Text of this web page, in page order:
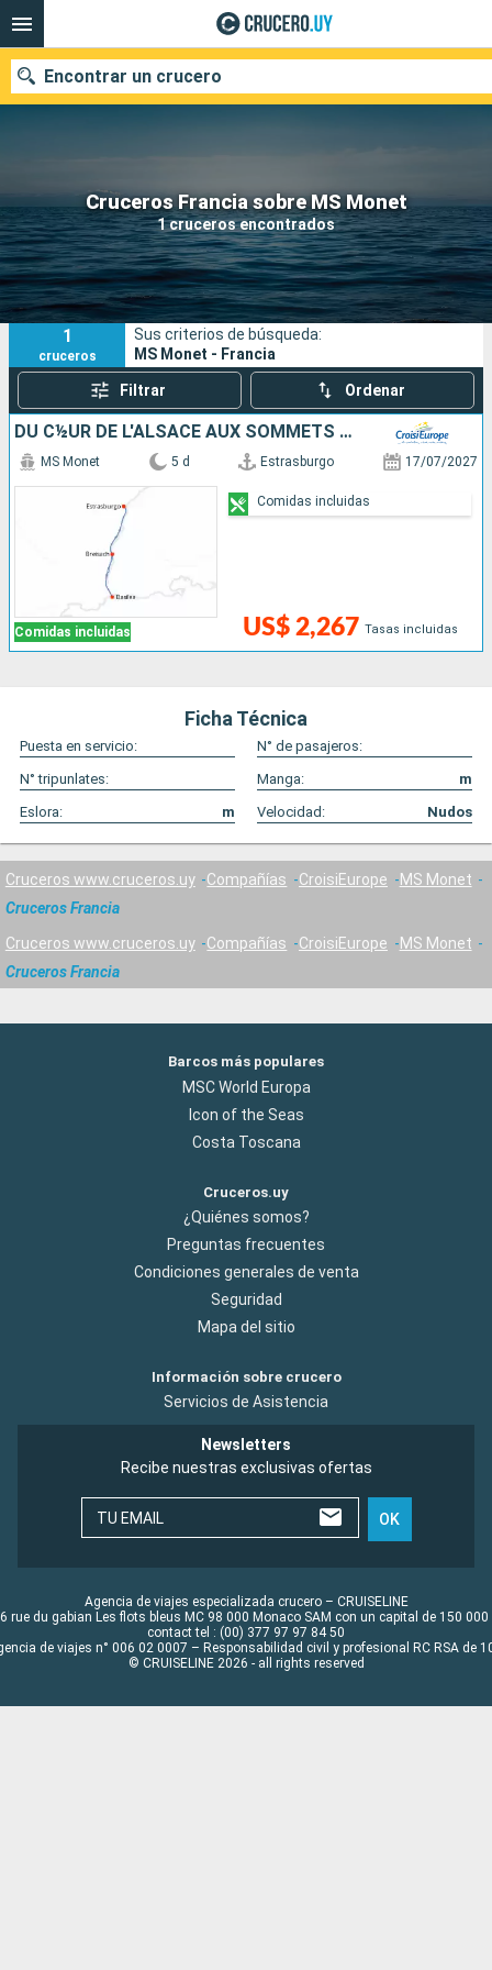
Cruceros Francia sobre MS Monet
1 cruceros encontrados
Encontrar un crucero
Nuestros destinos
Fecha de salida
Puertos Compañías
1
cruceros
Sus criterios de búsqueda:
MS Monet - Francia
Filtrar Ordenar
DU C½UR DE L'ALSACE AUX SOMMETS DES ALPES SUISSES
Comidas incluidas
MS Monet 5 d Estrasburgo 17/07/2027
US$ 2,267 Tasas incluidas
Comidas incluidas
Ficha Técnica
Puesta en servicio:
N° de pasajeros:
N° tripunlates:
Manga:
m
Eslora:
m Velocidad: Nudos
Cruceros www.cruceros.uy Compañías CroisiEurope
MS Monet
Cruceros Francia
Cruceros www.cruceros.uy Compañías CroisiEurope
MS Monet
Cruceros Francia
Barcos más populares
MSC World Europa
Icon of the Seas
Costa Toscana
Cruceros.uy
¿Quiénes somos?
Preguntas frecuentes
Condiciones generales de venta
Seguridad
Mapa del sitio
Información sobre crucero
Servicios de Asistencia
Newsletters
Recibe nuestras exclusivas ofertas
TU EMAIL OK
Agencia de viajes especializada crucero – CRUISELINE
rue du gabian Les flots bleus MC 98 000 Monaco SAM con un capital de 150 000
contact tel : (00) 377 97 97 84 50
de viajes n° 006 02 0007 – Responsabilidad civil y profesional RC RSA de
© CRUISELINE 2026 - all rights reserved